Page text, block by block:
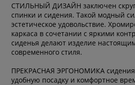
СТИЛЬНЫЙ ДИЗАЙН заключен
спинки и сидения. Такой модный
эстетическое удовольствие.
каркаса в сочетании с яркими
сиденья делают изделие
современного стиля.
ПРЕКРАСНАЯ ЭРГОНОМИКА сидения
удобную посадку и комфортное